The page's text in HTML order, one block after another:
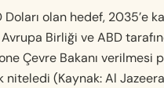
olan hedef, 2035’e
Birliği ve ABD
Çevre Bakanı verilmesi
niteledi (Kaynak: Al